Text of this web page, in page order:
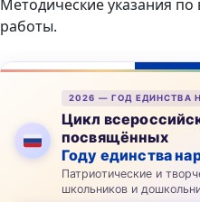
Методические указания
работы.
2026 — ГОД ЕДИНСТВА
Цикл
посвящённых
Году единства
Патриотические и
школьников и